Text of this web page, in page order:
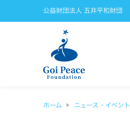
公益財団法人 五井平和財団
ホーム ニュース・イベント